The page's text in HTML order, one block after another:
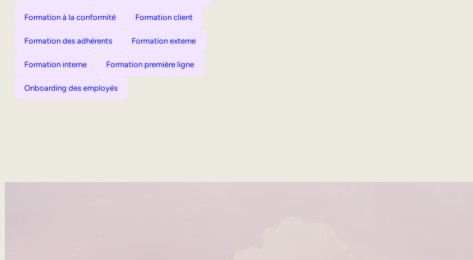
Formation à la conformité Formation client
Formation des adhérents Formation externe
Formation interne Formation première ligne
Onboarding des employés